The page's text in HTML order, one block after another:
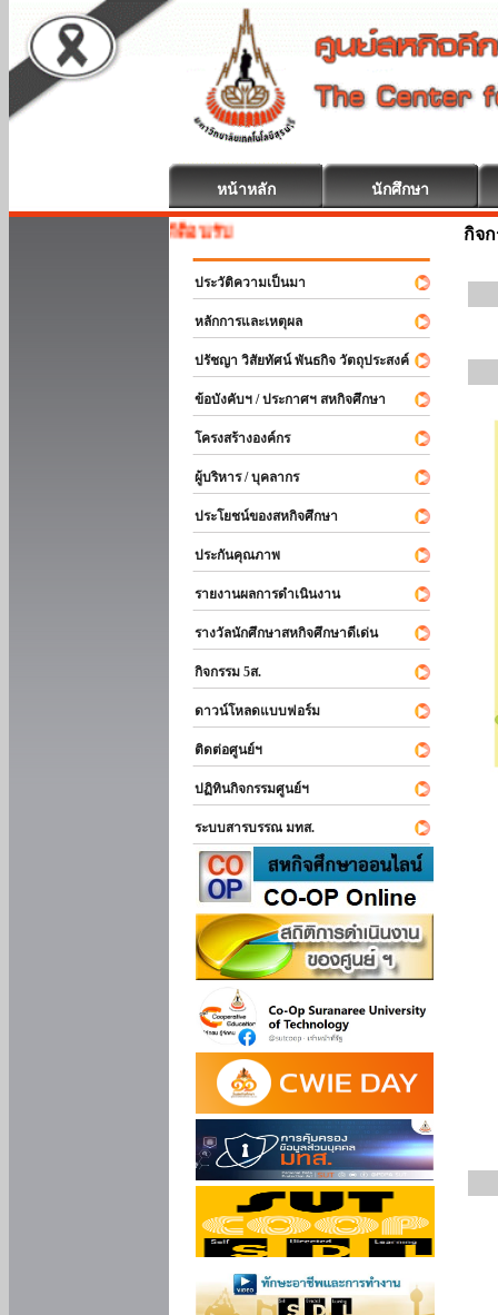
หน้าหลัก นักศึกษา
สหกิจศึกษา
ประวัติความเป็นมา
หลักการและเหตุผล
ปรัชญา วิสัยทัศน์ พันธกิจ วัตถุประสงค์
ข้อบังคับฯ / ประกาศฯ สหกิจศึกษา
โครงสร้างองค์กร
ผู้บริหาร / บุคลากร
ประโยชน์ของสหกิจศึกษา
ประกันคุณภาพ
รายงานผลการดำเนินงาน
รางวัลนักศึกษาสหกิจศึกษาดีเด่น
กิจกรรม 5ส.
ดาวน์โหลดแบบฟอร์ม
ติดต่อศูนย์ฯ
ปฏิทินกิจกรรมศูนย์ฯ
ระบบสารบรรณ มทส.
กิจ